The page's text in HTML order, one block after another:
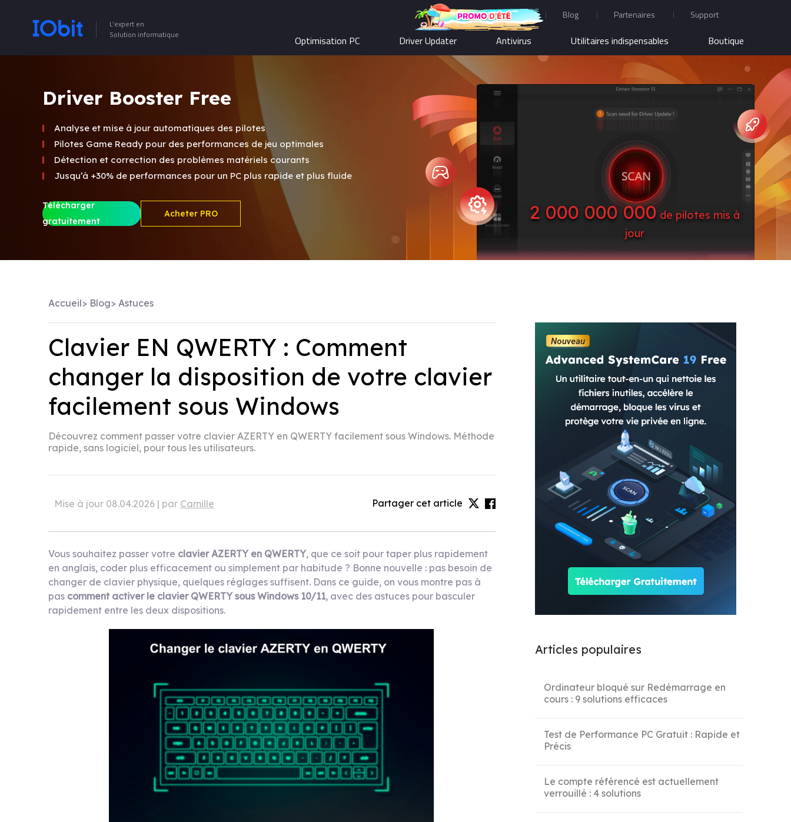
L’expert en
Solution informatique
Blog Partenaires Support
Optimisation PC Driver Updater Antivirus Utilitaires indispensables Boutique
Driver Booster Free
Analyse et mise à jour automatiques des pilotes
Pilotes Game Ready pour des performances de jeu optimales
Détection et correction des problèmes matériels courants
Jusqu’à +30% de performances pour un PC plus rapide et plus fluide
2 000 000 000 de pilotes mis à
jour
Télécharger
gratuitement
Acheter PRO
Accueil> Blog> Astuces
Clavier EN QWERTY : Comment
changer la disposition de votre clavier
facilement sous Windows
Découvrez comment passer votre clavier AZERTY en QWERTY facilement sous Windows. Méthode
rapide, sans logiciel, pour tous les utilisateurs.
Mise à jour 08.04.2026 | par Camille Partager cet article
Vous souhaitez passer votre clavier AZERTY en QWERTY, que ce soit pour taper plus rapidement
en anglais, coder plus efficacement ou simplement par habitude ? Bonne nouvelle : pas besoin de
changer de clavier physique, quelques réglages suffisent. Dans ce guide, on vous montre pas à
pas comment activer le clavier QWERTY sous Windows 10/11, avec des astuces pour basculer
rapidement entre les deux dispositions.
Articles populaires
Ordinateur bloqué sur Redémarrage en
cours : 9 solutions efficaces
Test de Performance PC Gratuit : Rapide et
Précis
Le compte référencé est actuellement
verrouillé : 4 solutions